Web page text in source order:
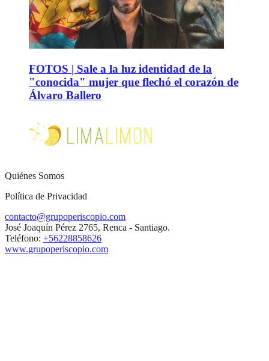
FOTOS | Sale a la luz identidad de la
"conocida" mujer que flechó el corazón de
Álvaro Ballero
Quiénes Somos
Política de Privacidad
contacto@grupoperiscopio.com
José Joaquín Pérez 2765, Renca - Santiago.
Teléfono: +56228858626
www.grupoperiscopio.com